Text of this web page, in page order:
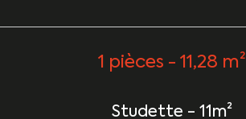
1 pièces - 11,28 m²
Studette - 11m²